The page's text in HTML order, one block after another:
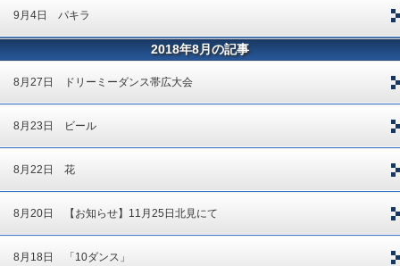
9月4日 パキラ
2018年8月の記事
8月27日 ドリーミーダンス帯広大会
8月23日 ビール
8月22日 花
8月20日 【お知らせ】11月25日北見にて
8月18日 「10ダンス」